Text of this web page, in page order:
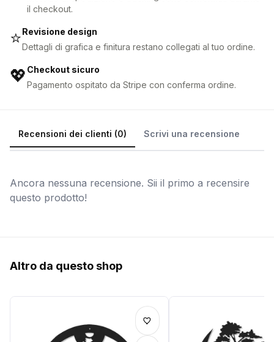
il checkout.
⭐Revisione design
Dettagli di grafica e finitura restano collegati al tuo ordine.
💖 Checkout sicuro
Pagamento ospitato da Stripe con conferma ordine.
Recensioni dei clienti (0) Scrivi una recensione
Ancora nessuna recensione. Sii il primo a recensire
questo prodotto!
Altro da questo shop